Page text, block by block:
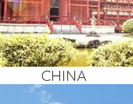
CHI­NA